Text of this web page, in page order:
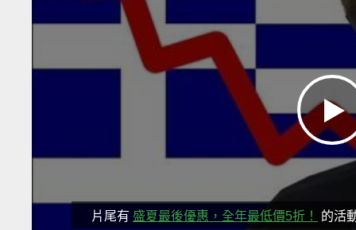
片尾有 盛夏最後優惠，全年最低價5折！ 的活